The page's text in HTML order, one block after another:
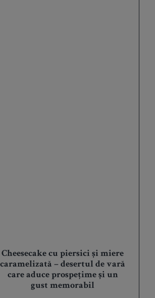
Cheesecake cu piersici și miere
caramelizată – desertul de vară
care aduce prospețime și un
gust memorabil